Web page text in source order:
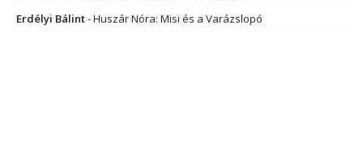
Erdélyi Bálint-Huszár Nóra: Misi és a Varázslopó